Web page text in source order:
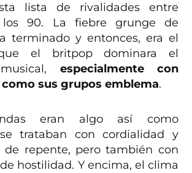
lista de rivalidades entre
90. La fiebre grunge de
terminado y entonces, era el
el britpop dominara el
especialmente con
sus grupos emblema.
eran algo así como
trataban con cordialidad y
de repente, pero también con
hostilidad. Y encima, el clima